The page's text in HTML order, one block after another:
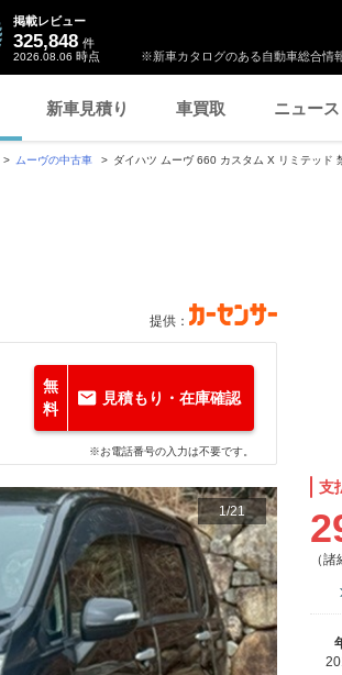
※新車カタログのある自動車総合情
掲載レビュー
325,848 件
2026.08.06 時点
新車見積り 車買取 ニュース
ムーヴの中古車 ダイハツ ムーヴ 660 カスタム X リミテッ
提供：
無
料
見積もり・在庫確認
※お電話番号の入力は不要です。
1/21
支
（